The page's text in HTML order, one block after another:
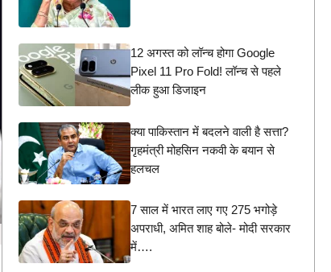
12 अगस्त को लॉन्च होगा Google
Pixel 11 Pro Fold! लॉन्च से पहले
लीक हुआ डिजाइन
क्या पाकिस्तान में बदलने वाली है सत्ता?
गृहमंत्री मोहसिन नकवी के बयान से
हलचल
7 साल में भारत लाए गए 275 भगोड़े
अपराधी, अमित शाह बोले- मोदी सरकार
में….